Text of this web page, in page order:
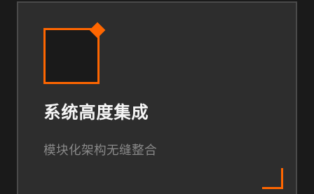
系统高度集成
模块化架构无缝整合